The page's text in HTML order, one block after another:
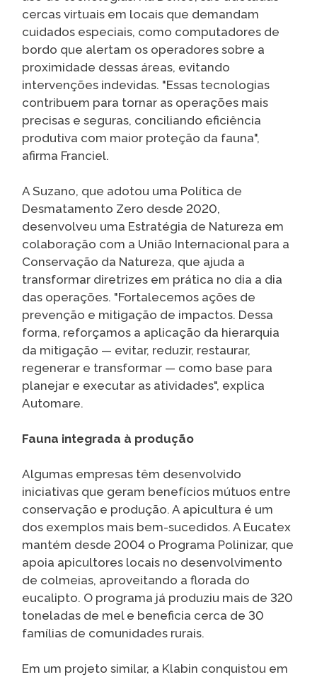
cercas virtuais em locais que demandam
cuidados especiais, como computadores de
bordo que alertam os operadores sobre a
proximidade dessas áreas, evitando
intervenções indevidas. "Essas tecnologias
contribuem para tornar as operações mais
precisas e seguras, conciliando eficiência
produtiva com maior proteção da fauna",
afirma Franciel.
A Suzano, que adotou uma Política de
Desmatamento Zero desde 2020,
desenvolveu uma Estratégia de Natureza em
colaboração com a União Internacional para a
Conservação da Natureza, que ajuda a
transformar diretrizes em prática no dia a dia
das operações. "Fortalecemos ações de
prevenção e mitigação de impactos. Dessa
forma, reforçamos a aplicação da hierarquia
da mitigação — evitar, reduzir, restaurar,
regenerar e transformar — como base para
planejar e executar as atividades", explica
Automare.
Fauna integrada à produção
Algumas empresas têm desenvolvido
iniciativas que geram benefícios mútuos entre
conservação e produção. A apicultura é um
dos exemplos mais bem-sucedidos. A Eucatex
mantém desde 2004 o Programa Polinizar, que
apoia apicultores locais no desenvolvimento
de colmeias, aproveitando a florada do
eucalipto. O programa já produziu mais de 320
toneladas de mel e beneficia cerca de 30
famílias de comunidades rurais.
Em um projeto similar, a Klabin conquistou em